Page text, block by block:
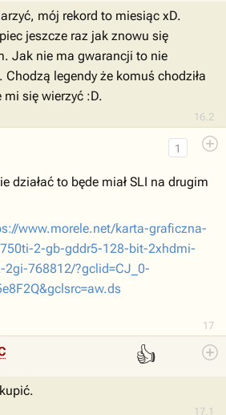
16.2
mój rekord to miesiąc xD.
jeszcze raz jak znowu się
Jak nie ma gwarancji to nie
legendy że komuś chodziła
mi się wierzyć :D.
17
1
działać to będe miał SLI na drugim
www.morele.net/karta-graficzna-
2-gb-gddr5-128-bit-2xhdmi-
768812/?gclid=CJ_0-
👍
17.1